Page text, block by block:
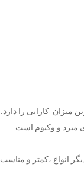
میزان کارایی را دارد.
مبرد و وکیوم است.
انواع ،کمتر و مناسب